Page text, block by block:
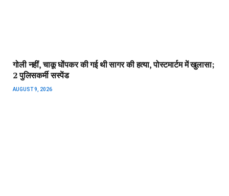
गोली नहीं, चाकू घोंपकर की गई थी सागर की हत्या, पोस्टमार्टम में खुलासा;
2 पुलिसकर्मी सस्पेंड
AUGUST 9, 2026